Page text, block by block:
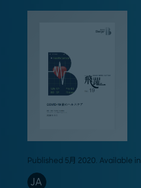
Published 5月 2020. Available in
JA